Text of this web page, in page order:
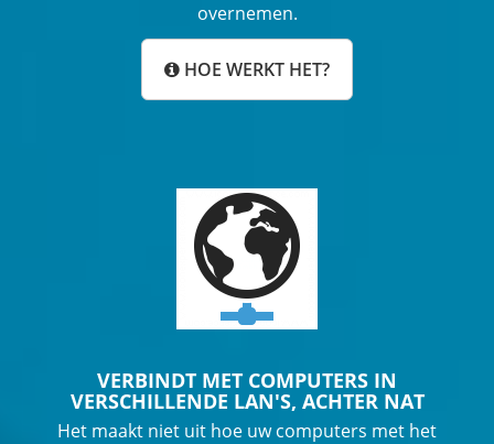
overnemen.
HOE WERKT HET?
VERBINDT MET COMPUTERS IN
VERSCHILLENDE LAN'S, ACHTER NAT
Het maakt niet uit hoe uw computers met het